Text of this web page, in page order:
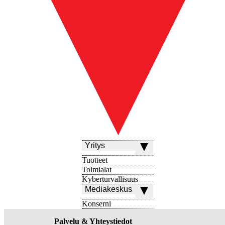
Yritys
Tuotteet
Toimialat
Kyberturvallisuus
Mediakeskus
Konserni
Palvelu & Yhteystiedot